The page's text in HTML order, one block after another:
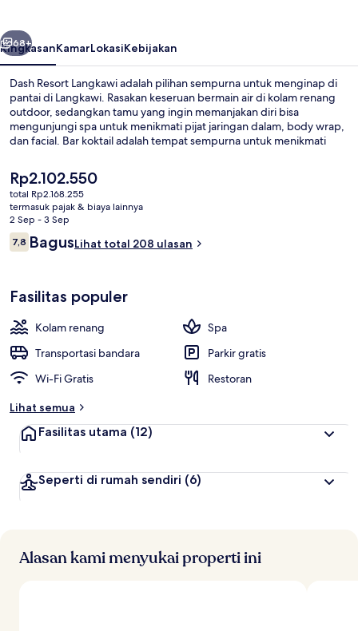
Berikutnya
68+
RingkasanKamarLokasiKebijakan
Dash Resort Langkawi adalah pilihan sempurna untuk menginap di
pantai di Langkawi. Rasakan keseruan bermain air di kolam renang
outdoor, sedangkan tamu yang ingin memanjakan diri bisa
mengunjungi spa untuk menikmati pijat jaringan dalam, body wrap,
dan facial. Bar koktail adalah tempat sempurna untuk menikmati
dan internasional serta buka untuk sarapan, makan siang, dan makan
malam. Keunggulan lainnya meliputi bar tepi kolam renang, pusat
kebugaran, dan kolam renang anak.
Harga
saat
ini
Rp2.102.550
Rp2.102.550
total Rp2.168.255
termasuk pajak & biaya lainnya
2 Sep - 3 Sep
Ulasan
7,87,8 dari 10
BagusLihat total 208 ulasan
Fasilitas populer
Kolam renang
Spa
Transportasi bandara
Parkir gratis
Wi-Fi Gratis
Restoran
Lihat semua
Fasilitas utama (12)
Seperti di rumah sendiri (6)
Alasan kami menyukai properti ini